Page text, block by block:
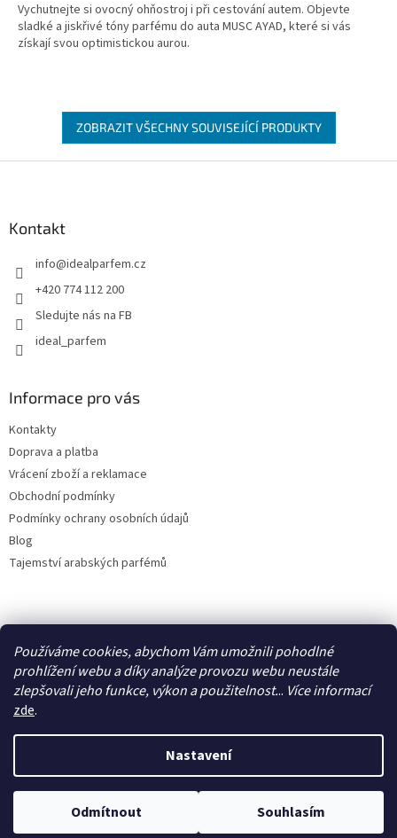
Používáme cookies, abychom Vám umožnili pohodlné
prohlížení webu a díky analýze provozu webu neustále
zlepšovali jeho funkce, výkon a použitelnost... Víceinformací
zde.
Nastavení
Odmítnout Souhlasím
Vychutnejte si ovocný ohňostroj i při cestování autem. Objevte
sladké a jiskřivé tóny parfému do auta MUSC AYAD, které si vás
získají svou optimistickou aurou.
ZOBRAZIT VŠECHNY SOUVISEJÍCÍ PRODUKTY
Kontakt
info@idealparfem.cz
+420 774 112 200
Sledujte nás na FB
ideal_parfem
Informace pro vás
Kontakty
Doprava a platba
Vrácení zboží a reklamace
Obchodní podmínky
Podmínky ochrany osobních údajů
Blog
Tajemství arabských parfémů
Copyright 2026IdealParfém. Všechna práva vyhrazena.Upravit